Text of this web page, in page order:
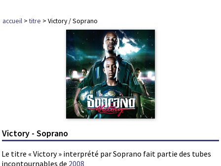
accueil >titre > Victory / Soprano
Victory - Soprano
Le titre « Victory » interprété par Soprano fait partie des tubes
incontournables de 2008